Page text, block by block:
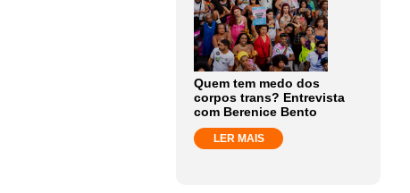
Quem tem medo dos
corpos trans? Entrevista
com Berenice Bento
LER MAIS